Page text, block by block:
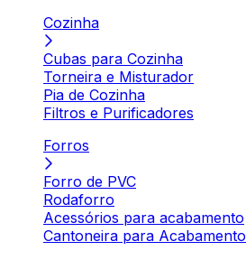
Cozinha
Cubas para Cozinha
Torneira e Misturador
Pia de Cozinha
Filtros e Purificadores
Forros
Forro de PVC
Rodaforro
Acessórios para acabamento
Cantoneira para Acabamento